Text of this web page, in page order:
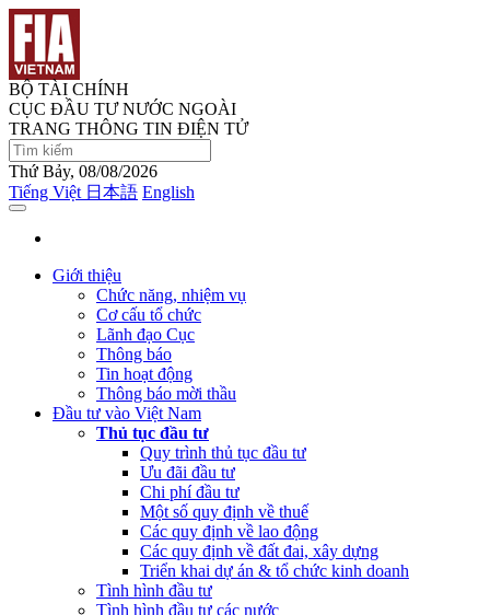
BỘ TÀI CHÍNH
CỤC ĐẦU TƯ NƯỚC NGOÀI
TRANG THÔNG TIN ĐIỆN TỬ
Thứ Bảy, 08/08/2026
Tiếng Việt 日本語 English
Giới thiệu
Chức năng, nhiệm vụ
Cơ cấu tổ chức
Lãnh đạo Cục
Thông báo
Tin hoạt động
Thông báo mời thầu
Đầu tư vào Việt Nam
Thủ tục đầu tư
Quy trình thủ tục đầu tư
Ưu đãi đầu tư
Chi phí đầu tư
Một số quy định về thuế
Các quy định về lao động
Các quy định về đất đai, xây dựng
Triển khai dự án & tổ chức kinh doanh
Tình hình đầu tư
Tình hình đầu tư các nước